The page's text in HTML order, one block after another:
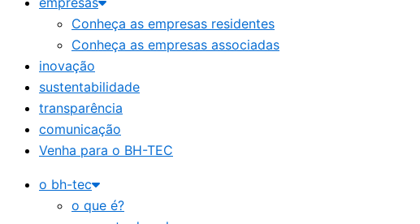
Conheça as empresas residentes
Conheça as empresas associadas
inovação
sustentabilidade
transparência
comunicação
Venha para o BH-TEC
o bh-tec
o que é?